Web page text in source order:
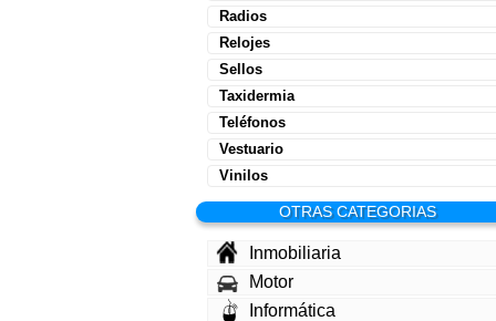
Radios
Relojes
Sellos
Taxidermia
Teléfonos
Vestuario
Vinilos
OTRAS CATEGORIAS
Inmobiliaria
Motor
Informática